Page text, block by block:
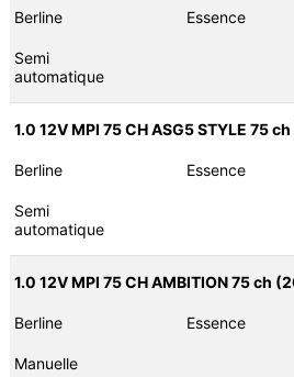
Berline Essence
Semi
automatique
1.0 12V MPI 75 CH ASG5 STYLE 75
Berline Essence
Semi
automatique
1.0 12V MPI 75 CH AMBITION 75 ch
Berline Essence
Manuelle